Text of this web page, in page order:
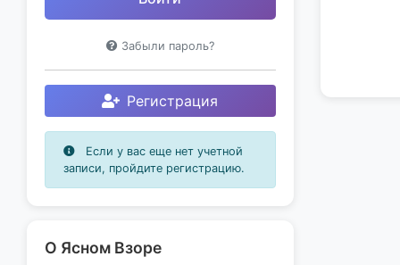
Забыли пароль?
Регистрация
Если у вас еще нет учетной
записи, пройдите регистрацию.
О Ясном Взоре